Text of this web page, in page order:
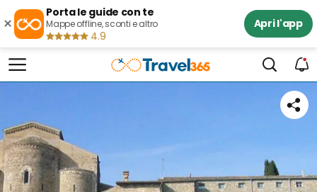
×
Porta le guide con te
Mappe offline, sconti e altro
4.9
Apri l'app